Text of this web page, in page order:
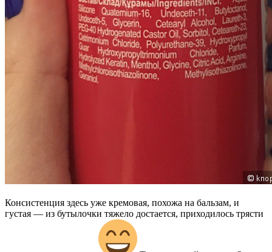
Консистенция здесь уже кремовая, похожа на бальзам, и
густая — из бутылочки тяжело достается, приходилось трясти